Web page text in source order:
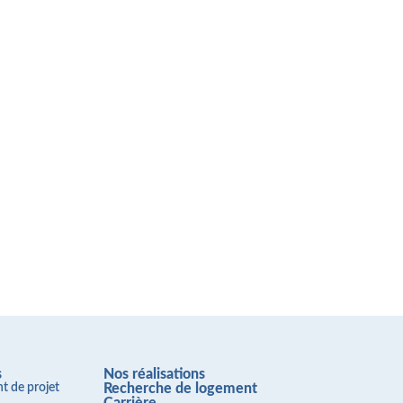
de projet
Nos réalisations
Recherche de logement